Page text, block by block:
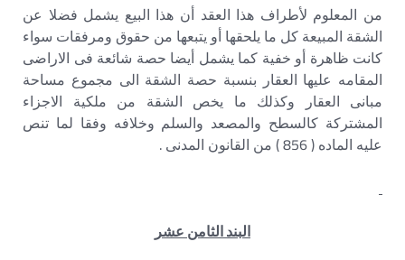
من المعلوم لأطراف هذا العقد أن هذا البيع يشمل فضلا عن
الشقة المبيعة كل ما يلحقها أو يتبعها من حقوق ومرفقات سواء
كانت ظاهرة أو خفية كما يشمل أيضا حصة شائعة فى الاراضى
المقامه عليها العقار بنسبة حصة الشقة الى مجموع مساحة
مبانى العقار وكذلك ما يخص الشقة من ملكية الاجزاء
المشتركة كالسطح والمصعد والسلم وخلافه وفقا لما تنص
عليه الماده ( 856 ) من القانون المدنى .
البند الثامن عشر